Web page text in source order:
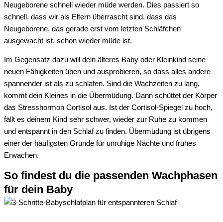
Neugeborene schnell wieder müde werden. Dies passiert so
schnell, dass wir als Eltern überrascht sind, dass das
Neugeborene, das gerade erst vom letzten Schläfchen
ausgewacht ist, schon wieder müde ist.
Im Gegensatz dazu will dein älteres Baby oder Kleinkind seine
neuen Fähigkeiten üben und ausprobieren, so dass alles andere
spannender ist als zu schlafen. Sind die Wachzeiten zu lang,
kommt dein Kleines in die Übermüdung. Dann schüttet der Körper
das Stresshormon Cortisol aus. Ist der Cortisol-Spiegel zu hoch,
fällt es deinem Kind sehr schwer, wieder zur Ruhe zu kommen
und entspannt in den Schlaf zu finden. Übermüdung ist übrigens
einer der häufigsten Gründe für unruhige Nächte und frühes
Erwachen.
So findest du die passenden Wachphasen
für dein Baby